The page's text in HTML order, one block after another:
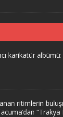
karikatür albümü:
ritimlerin
“Trakya